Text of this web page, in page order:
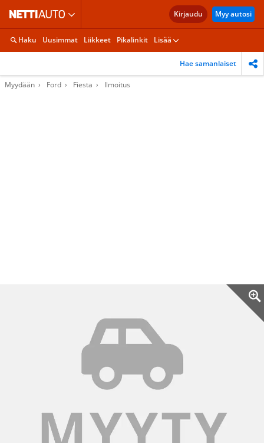
Kirjaudu Myy autosi
Haku Uusimmat Liikkeet Pikalinkit Lisää
Hae samanlaiset
Myydään Ford Fiesta Ilmoitus